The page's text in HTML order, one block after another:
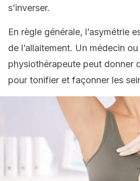
s’inverser.
En règle générale, l’asymétrie
de l’allaitement. Un médecin ou
physiothérapeute peut donner
pour tonifier et façonner les